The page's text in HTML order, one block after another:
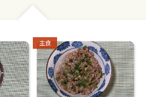
Categories:
主食
診療料金
妊婦健診